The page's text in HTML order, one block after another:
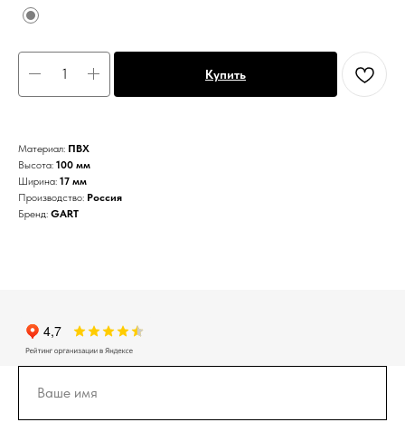
Купить
Материал: ПВХ
Высота: 100 мм
Ширина: 17 мм
Производство: Россия
Бренд: GART